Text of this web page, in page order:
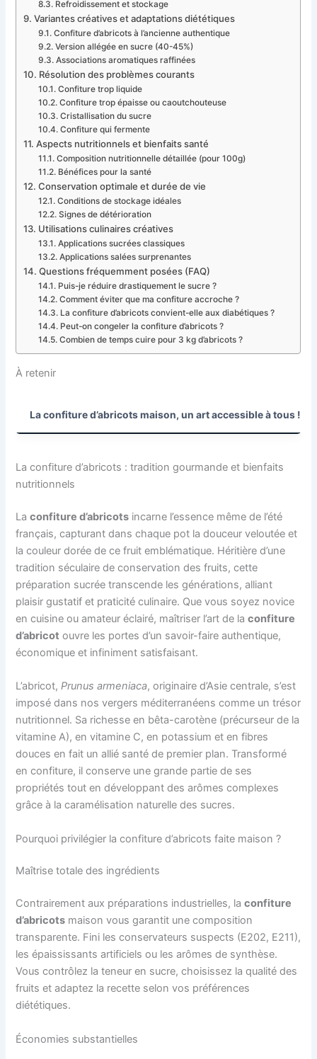
Refroidissement et stockage
Variantes créatives et adaptations diététiques
Confiture d’abricots à l’ancienne authentique
Version allégée en sucre (40-45%)
Associations aromatiques raffinées
Résolution des problèmes courants
Confiture trop liquide
Confiture trop épaisse ou caoutchouteuse
Cristallisation du sucre
Confiture qui fermente
Aspects nutritionnels et bienfaits santé
Composition nutritionnelle détaillée (pour 100g)
Bénéfices pour la santé
Conservation optimale et durée de vie
Conditions de stockage idéales
Signes de détérioration
Utilisations culinaires créatives
Applications sucrées classiques
Applications salées surprenantes
Questions fréquemment posées (FAQ)
Puis-je réduire drastiquement le sucre ?
Comment éviter que ma confiture accroche ?
La confiture d’abricots convient-elle aux diabétiques ?
Peut-on congeler la confiture d’abricots ?
Combien de temps cuire pour 3 kg d’abricots ?
À retenir
La confiture d’abricots maison, un art accessible à tous !
La confiture d’abricots : tradition gourmande et bienfaits
nutritionnels
Laconfiture d’abricots incarne l’essence même de l’été
français, capturant dans chaque pot la douceur veloutée et
la couleur dorée de ce fruit emblématique. Héritière d’une
tradition séculaire de conservation des fruits, cette
préparation sucrée transcende les générations, alliant
plaisir gustatif et praticité culinaire. Que vous soyez novice
en cuisine ou amateur éclairé, maîtriser l’art de laconfiture
d’abricot ouvre les portes d’un savoir-faire authentique,
économique et infiniment satisfaisant.
L’abricot,Prunus armeniaca, originaire d’Asie centrale, s’est
imposé dans nos vergers méditerranéens comme un trésor
nutritionnel. Sa richesse en bêta-carotène (précurseur de la
vitamine A), en vitamine C, en potassium et en fibres
douces en fait un allié santé de premier plan. Transformé
en confiture, il conserve une grande partie de ses
propriétés tout en développant des arômes complexes
grâce à la caramélisation naturelle des sucres.
Pourquoi privilégier la confiture d’abricots faite maison ?
Maîtrise totale des ingrédients
Contrairement aux préparations industrielles, laconfiture
d’abricots maison vous garantit une composition
transparente. Fini les conservateurs suspects (E202, E211),
les épaississants artificiels ou les arômes de synthèse.
Vous contrôlez la teneur en sucre, choisissez la qualité des
fruits et adaptez la recette selon vos préférences
diététiques.
Économies substantielles